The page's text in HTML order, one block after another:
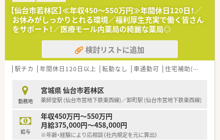
■原則として転居を伴う異動はございませんので、地域に腰を据
えて長期的なキャリアを築くことが可能です。
■最寄り駅から徒歩圏内という非常にアクセスの良い立地のた
め、日々の通勤における負担が少ないです。
【こんな方にオススメ】
■仕事と私生活のバランスを重視し、オンとオフのメリハリをつ
けた働き方を希望される方に最適です。
薬局で働きたい方におすすめします。
■調剤経験を活かしつつ、17時までの勤務で時間を重視した働
き方をしたい方におすすめです。
【仙台市若林区】≪年収450～550万円≫年間休日120日！／
お休みがしっかりとれる環境／福利厚生充実で働く皆さん
をサポート！／医療モール内薬局の綺麗な薬局◎
検討リストに追加
駅チカ 年間休日120日以上 転勤なし 車通勤可 住宅補助(手当)あり
勤務地
宮城県 仙台市若林区
薬師堂駅 (仙台市営地下鉄東西線)／卸町駅 (仙台市営地下鉄東西線)
給与
年収450万円～550万円
月給375,000円～458,000円
※年齢・経験により応相談（社内規定を元に算出）